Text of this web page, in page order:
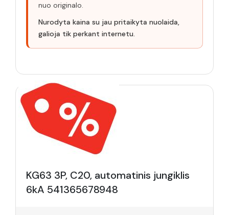
nuo originalo.
Nurodyta kaina su jau pritaikyta nuolaida,
galioja tik perkant internetu.
KG63 3P, C20, automatinis jungiklis
6kA 541365678948